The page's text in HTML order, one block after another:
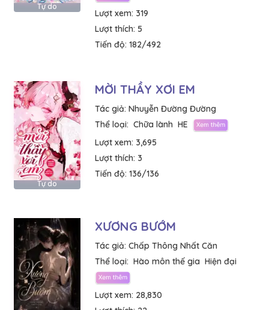
Tự do
Lượt xem: 319
Lượt thích: 5
Tiến độ: 182/492
Tự do
MỜI THẦY XƠI EM
Tác giả: Nhuyễn Đường Đường
Thể loại: Chữa lành HE
Lượt xem: 3,695
Lượt thích: 3
Tiến độ: 136/136
XƯƠNG BƯỚM
Tác giả: Chấp Thông Nhất Căn
Thể loại: Hào môn thế gia Hiện đại
Lượt xem: 28,830